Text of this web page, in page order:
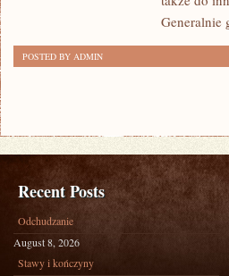
Generalnie
POSTED BY ADMIN
Recent Posts
Odchudzanie
August 8, 2026
Stawy i kończyny